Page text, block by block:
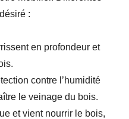
:
en profondeur et
contre l’humidité
le veinage du bois.
et vient nourrir le bois,